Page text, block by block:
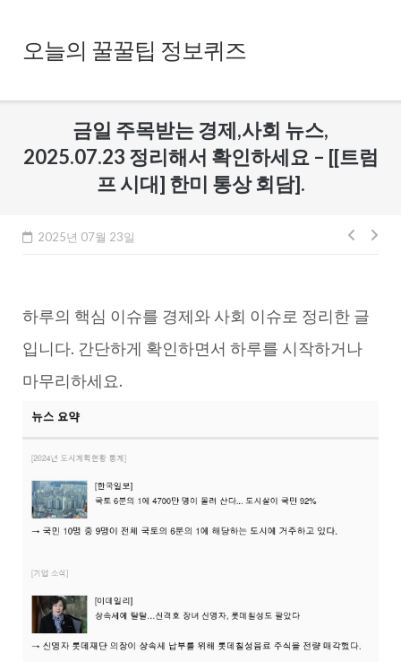
content오늘의 꿀꿀팁 정보퀴즈
금일 주목받는 경제,사회 뉴스,
2025.07.23 정리해서 확인하세요 – [[트럼
프 시대] 한미 통상 회담].
2025년 07월 23일
글
게
이
하루의 핵심 이슈를 경제와 사회 이슈로 정리한 글
입니다. 간단하게 확인하면서 하루를 시작하거나
마무리하세요.